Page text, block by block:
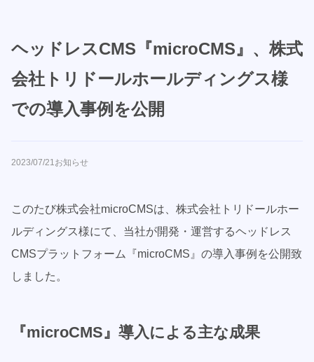
ヘッドレスCMS『microCMS』、株式
会社トリドールホールディングス様
での導入事例を公開
2023/07/21 お知らせ
このたび株式会社microCMSは、株式会社トリドールホー
ルディングス様にて、当社が開発・運営するヘッドレス
CMSプラットフォーム『microCMS』の導入事例を公開致
しました。
『microCMS』 導入による主な成果